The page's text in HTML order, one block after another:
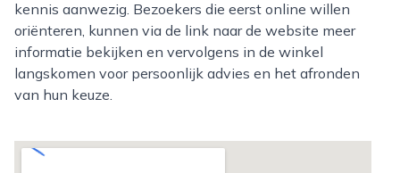
kennis aanwezig. Bezoekers die eerst online willen
oriënteren, kunnen via de link naar de website meer
informatie bekijken en vervolgens in de winkel
langskomen voor persoonlijk advies en het afronden
van hun keuze.